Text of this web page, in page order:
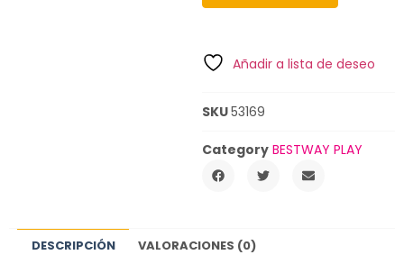
Añadir a lista de deseo
SKU53169
Category BESTWAY PLAY
DESCRIPCIÓN VALORACIONES (0)